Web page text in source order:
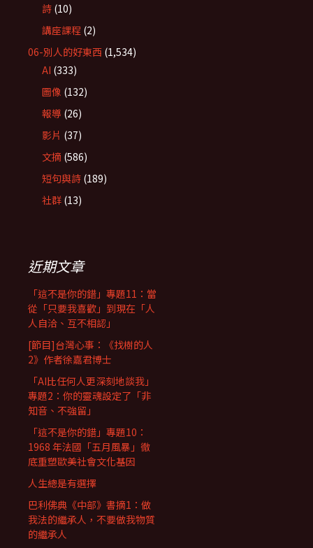
詩 (10)
講座課程 (2)
06-別人的好東西 (1,534)
AI (333)
圖像 (132)
報導 (26)
影片 (37)
文摘 (586)
短句與詩 (189)
社群 (13)
近期文章
「這不是你的錯」專題11：當
從「只要我喜歡」到現在「人
人自洽、互不相認」
[節目]台灣心事：《找樹的人
2》作者徐嘉君博士
「AI比任何人更深刻地談我」
專題2：你的靈魂設定了「非
知音、不強留」
「這不是你的錯」專題10：
1968 年法國「五月風暴」徹
底重塑歐美社會文化基因
人生總是有選擇
巴利佛典《中部》書摘1：做
我法的繼承人，不要做我物質
的繼承人